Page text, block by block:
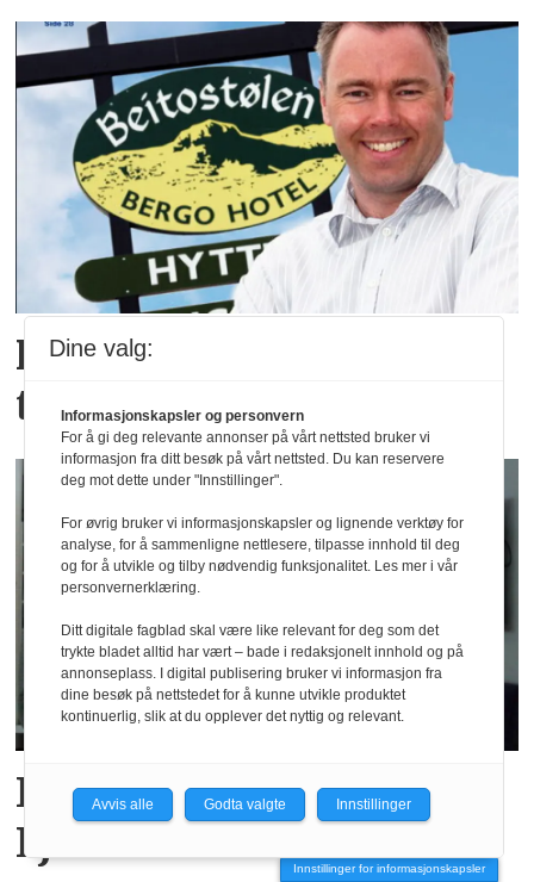
Horeca nummer 4 på vei
til abonnentene
Første hotell i Sogn og
Fjordane med Svanen
Innstillinger for informasjonskapsler
Dine valg:
Informasjonskapsler og personvern
For å gi deg relevante annonser på vårt nettsted bruker vi
informasjon fra ditt besøk på vårt nettsted. Du kan reservere
deg mot dette under "Innstillinger".
For øvrig bruker vi informasjonskapsler og lignende verktøy for
analyse, for å sammenligne nettlesere, tilpasse innhold til deg
og for å utvikle og tilby nødvendig funksjonalitet. Les mer i vår
personvernerklæring.
Ditt digitale fagblad skal være like relevant for deg som det
trykte bladet alltid har vært – bade i redaksjonelt innhold og på
annonseplass. I digital publisering bruker vi informasjon fra
dine besøk på nettstedet for å kunne utvikle produktet
kontinuerlig, slik at du opplever det nyttig og relevant.
Avvis alle Godta valgte Innstillinger